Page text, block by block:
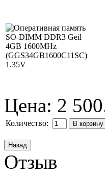
Цена: 2
Количество:
Отзыв